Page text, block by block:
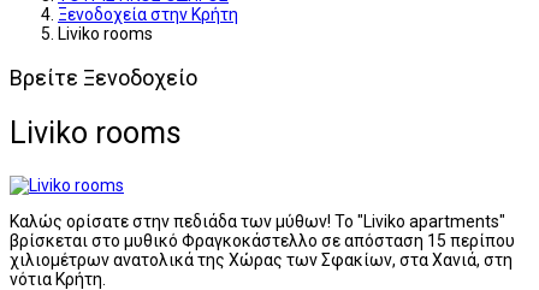
Ξενοδοχεία στην Κρήτη
Liviko rooms
Βρείτε Ξενοδοχείο
Liviko rooms
Καλώς ορίσατε στην πεδιάδα των μύθων! Το "Liviko apartments"
βρίσκεται στο μυθικό Φραγκοκάστελλο σε απόσταση 15 περίπου
χιλιομέτρων ανατολικά της Χώρας των Σφακίων, στα Χανιά, στη
νότια Κρήτη.